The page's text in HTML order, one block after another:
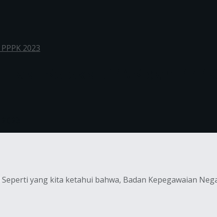
2023
Seleksi CPNS dan PPPK
yang kita ketahui bahwa, Badan Kepegawaian